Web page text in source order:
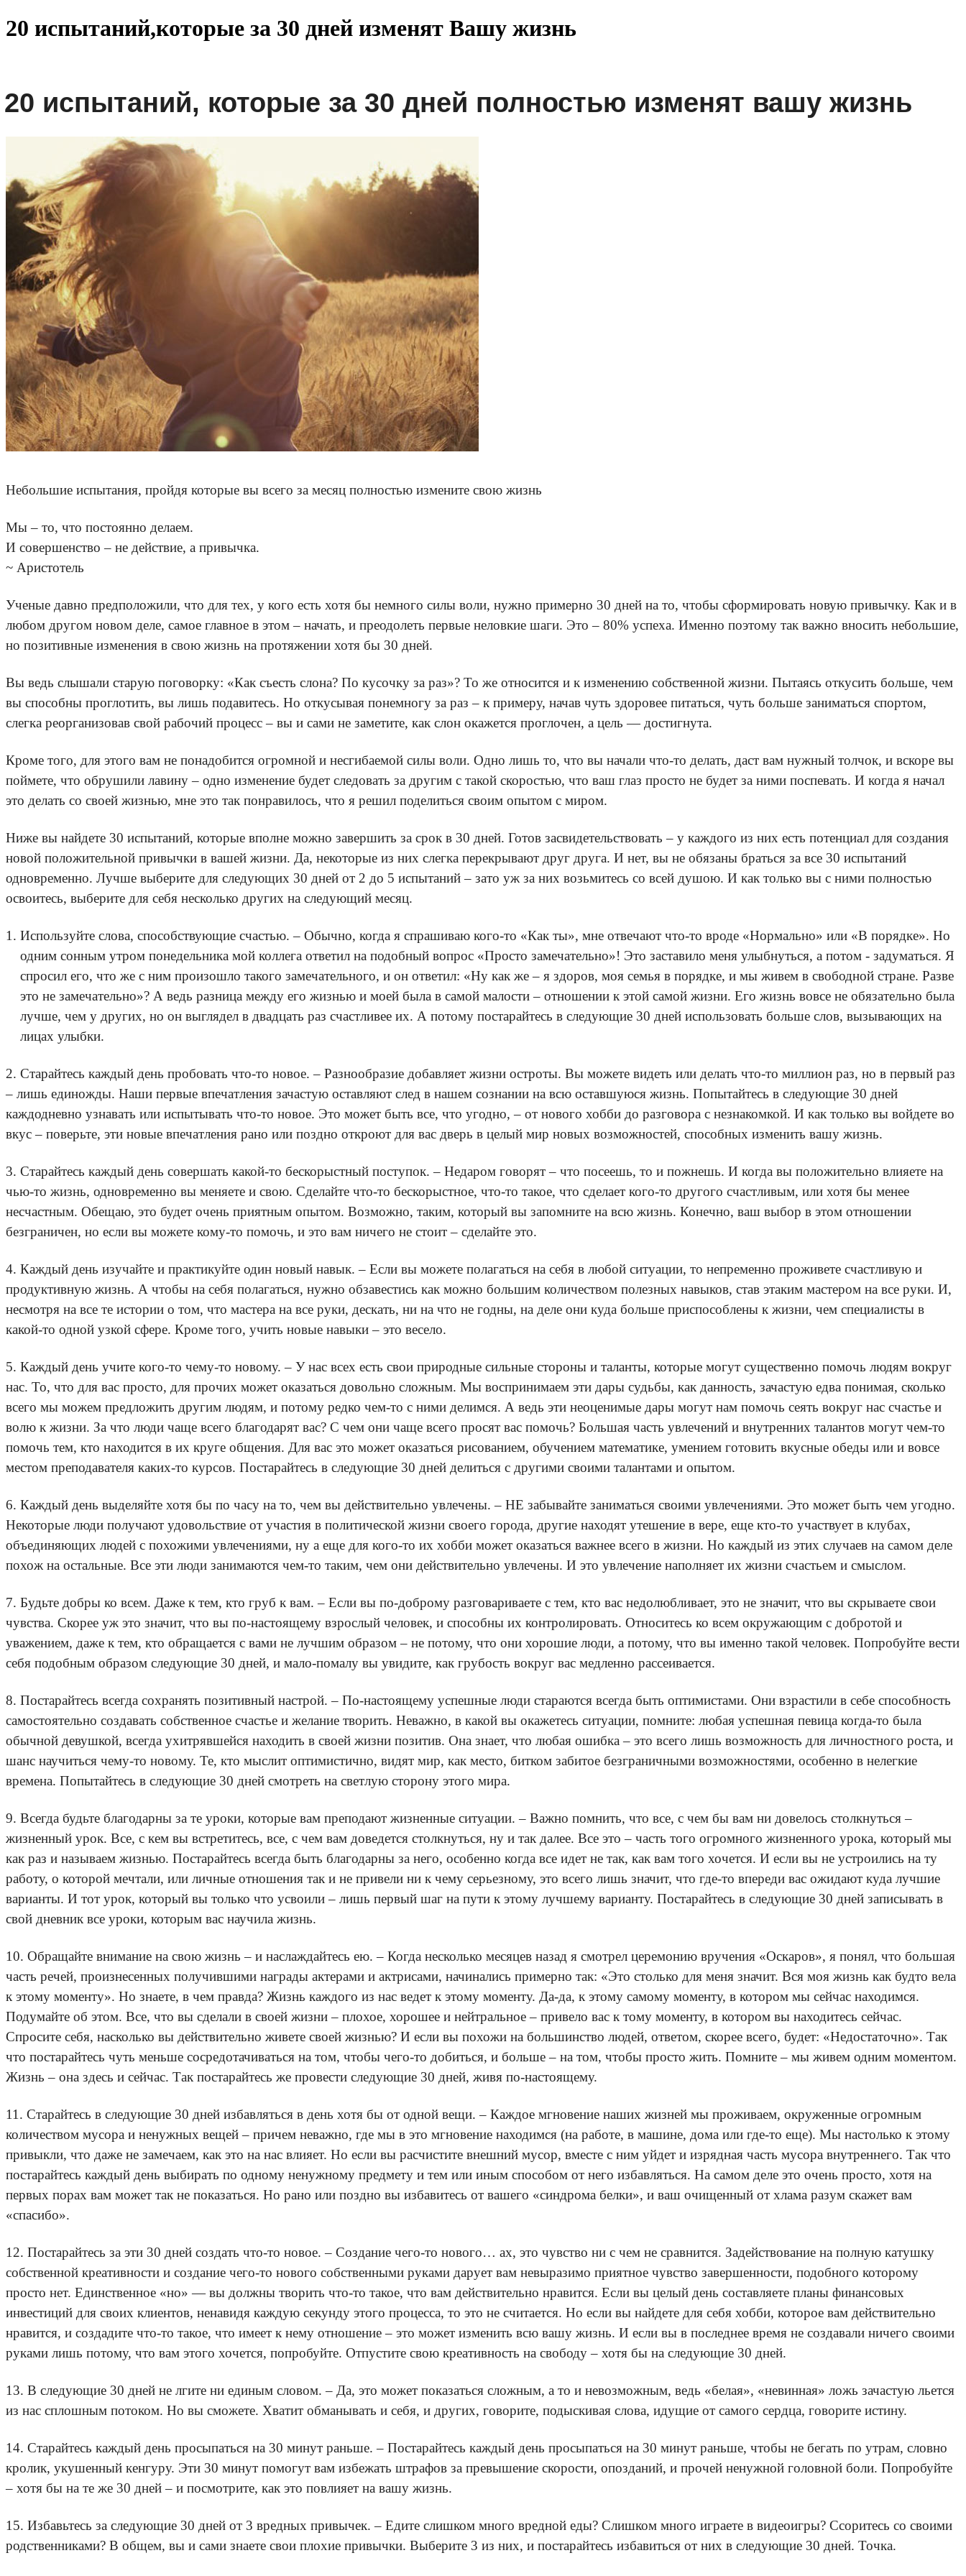
20 испытаний,которые за 30 дней изменят Вашу жизнь
20 испытаний, которые за 30 дней полностью изменят вашу жизнь
Небольшие испытания, пройдя которые вы всего за месяц полностью измените свою жизнь
Мы – то, что постоянно делаем.
И совершенство – не действие, а привычка.
~ Аристотель
Ученые давно предположили, что для тех, у кого есть хотя бы немного силы воли, нужно примерно 30 дней на то, чтобы сформировать новую привычку. Как и в
любом другом новом деле, самое главное в этом – начать, и преодолеть первые неловкие шаги. Это – 80% успеха. Именно поэтому так важно вносить небольшие,
но позитивные изменения в свою жизнь на протяжении хотя бы 30 дней.
Вы ведь слышали старую поговорку: «Как съесть слона? По кусочку за раз»? То же относится и к изменению собственной жизни. Пытаясь откусить больше, чем
вы способны проглотить, вы лишь подавитесь. Но откусывая понемногу за раз – к примеру, начав чуть здоровее питаться, чуть больше заниматься спортом,
слегка реорганизовав свой рабочий процесс – вы и сами не заметите, как слон окажется проглочен, а цель — достигнута.
Кроме того, для этого вам не понадобится огромной и несгибаемой силы воли. Одно лишь то, что вы начали что-то делать, даст вам нужный толчок, и вскоре вы
поймете, что обрушили лавину – одно изменение будет следовать за другим с такой скоростью, что ваш глаз просто не будет за ними поспевать. И когда я начал
это делать со своей жизнью, мне это так понравилось, что я решил поделиться своим опытом с миром.
Ниже вы найдете 30 испытаний, которые вполне можно завершить за срок в 30 дней. Готов засвидетельствовать – у каждого из них есть потенциал для создания
новой положительной привычки в вашей жизни. Да, некоторые из них слегка перекрывают друг друга. И нет, вы не обязаны браться за все 30 испытаний
одновременно. Лучше выберите для следующих 30 дней от 2 до 5 испытаний – зато уж за них возьмитесь со всей душою. И как только вы с ними полностью
освоитесь, выберите для себя несколько других на следующий месяц.
Используйте слова, способствующие счастью. – Обычно, когда я спрашиваю кого-то «Как ты», мне отвечают что-то вроде «Нормально» или «В порядке». Но
одним сонным утром понедельника мой коллега ответил на подобный вопрос «Просто замечательно»! Это заставило меня улыбнуться, а потом - задуматься. Я
спросил его, что же с ним произошло такого замечательного, и он ответил: «Ну как же – я здоров, моя семья в порядке, и мы живем в свободной стране. Разве
это не замечательно»? А ведь разница между его жизнью и моей была в самой малости – отношении к этой самой жизни. Его жизнь вовсе не обязательно была
лучше, чем у других, но он выглядел в двадцать раз счастливее их. А потому постарайтесь в следующие 30 дней использовать больше слов, вызывающих на
лицах улыбки.
2. Старайтесь каждый день пробовать что-то новое. – Разнообразие добавляет жизни остроты. Вы можете видеть или делать что-то миллион раз, но в первый раз
– лишь единожды. Наши первые впечатления зачастую оставляют след в нашем сознании на всю оставшуюся жизнь. Попытайтесь в следующие 30 дней
каждодневно узнавать или испытывать что-то новое. Это может быть все, что угодно, – от нового хобби до разговора с незнакомкой. И как только вы войдете во
вкус – поверьте, эти новые впечатления рано или поздно откроют для вас дверь в целый мир новых возможностей, способных изменить вашу жизнь.
3. Старайтесь каждый день совершать какой-то бескорыстный поступок. – Недаром говорят – что посеешь, то и пожнешь. И когда вы положительно влияете на
чью-то жизнь, одновременно вы меняете и свою. Сделайте что-то бескорыстное, что-то такое, что сделает кого-то другого счастливым, или хотя бы менее
несчастным. Обещаю, это будет очень приятным опытом. Возможно, таким, который вы запомните на всю жизнь. Конечно, ваш выбор в этом отношении
безграничен, но если вы можете кому-то помочь, и это вам ничего не стоит – сделайте это.
4. Каждый день изучайте и практикуйте один новый навык. – Если вы можете полагаться на себя в любой ситуации, то непременно проживете счастливую и
продуктивную жизнь. А чтобы на себя полагаться, нужно обзавестись как можно большим количеством полезных навыков, став этаким мастером на все руки. И,
несмотря на все те истории о том, что мастера на все руки, дескать, ни на что не годны, на деле они куда больше приспособлены к жизни, чем специалисты в
какой-то одной узкой сфере. Кроме того, учить новые навыки – это весело.
5. Каждый день учите кого-то чему-то новому. – У нас всех есть свои природные сильные стороны и таланты, которые могут существенно помочь людям вокруг
нас. То, что для вас просто, для прочих может оказаться довольно сложным. Мы воспринимаем эти дары судьбы, как данность, зачастую едва понимая, сколько
всего мы можем предложить другим людям, и потому редко чем-то с ними делимся. А ведь эти неоценимые дары могут нам помочь сеять вокруг нас счастье и
волю к жизни. За что люди чаще всего благодарят вас? С чем они чаще всего просят вас помочь? Большая часть увлечений и внутренних талантов могут чем-то
помочь тем, кто находится в их круге общения. Для вас это может оказаться рисованием, обучением математике, умением готовить вкусные обеды или и вовсе
местом преподавателя каких-то курсов. Постарайтесь в следующие 30 дней делиться с другими своими талантами и опытом.
6. Каждый день выделяйте хотя бы по часу на то, чем вы действительно увлечены. – НЕ забывайте заниматься своими увлечениями. Это может быть чем угодно.
Некоторые люди получают удовольствие от участия в политической жизни своего города, другие находят утешение в вере, еще кто-то участвует в клубах,
объединяющих людей с похожими увлечениями, ну а еще для кого-то их хобби может оказаться важнее всего в жизни. Но каждый из этих случаев на самом деле
похож на остальные. Все эти люди занимаются чем-то таким, чем они действительно увлечены. И это увлечение наполняет их жизни счастьем и смыслом.
7. Будьте добры ко всем. Даже к тем, кто груб к вам. – Если вы по-доброму разговариваете с тем, кто вас недолюбливает, это не значит, что вы скрываете свои
чувства. Скорее уж это значит, что вы по-настоящему взрослый человек, и способны их контролировать. Относитесь ко всем окружающим с добротой и
уважением, даже к тем, кто обращается с вами не лучшим образом – не потому, что они хорошие люди, а потому, что вы именно такой человек. Попробуйте вести
себя подобным образом следующие 30 дней, и мало-помалу вы увидите, как грубость вокруг вас медленно рассеивается.
8. Постарайтесь всегда сохранять позитивный настрой. – По-настоящему успешные люди стараются всегда быть оптимистами. Они взрастили в себе способность
самостоятельно создавать собственное счастье и желание творить. Неважно, в какой вы окажетесь ситуации, помните: любая успешная певица когда-то была
обычной девушкой, всегда ухитрявшейся находить в своей жизни позитив. Она знает, что любая ошибка – это всего лишь возможность для личностного роста, и
шанс научиться чему-то новому. Те, кто мыслит оптимистично, видят мир, как место, битком забитое безграничными возможностями, особенно в нелегкие
времена. Попытайтесь в следующие 30 дней смотреть на светлую сторону этого мира.
9. Всегда будьте благодарны за те уроки, которые вам преподают жизненные ситуации. – Важно помнить, что все, с чем бы вам ни довелось столкнуться –
жизненный урок. Все, с кем вы встретитесь, все, с чем вам доведется столкнуться, ну и так далее. Все это – часть того огромного жизненного урока, который мы
как раз и называем жизнью. Постарайтесь всегда быть благодарны за него, особенно когда все идет не так, как вам того хочется. И если вы не устроились на ту
работу, о которой мечтали, или личные отношения так и не привели ни к чему серьезному, это всего лишь значит, что где-то впереди вас ожидают куда лучшие
варианты. И тот урок, который вы только что усвоили – лишь первый шаг на пути к этому лучшему варианту. Постарайтесь в следующие 30 дней записывать в
свой дневник все уроки, которым вас научила жизнь.
10. Обращайте внимание на свою жизнь – и наслаждайтесь ею. – Когда несколько месяцев назад я смотрел церемонию вручения «Оскаров», я понял, что большая
часть речей, произнесенных получившими награды актерами и актрисами, начинались примерно так: «Это столько для меня значит. Вся моя жизнь как будто вела
к этому моменту». Но знаете, в чем правда? Жизнь каждого из нас ведет к этому моменту. Да-да, к этому самому моменту, в котором мы сейчас находимся.
Подумайте об этом. Все, что вы сделали в своей жизни – плохое, хорошее и нейтральное – привело вас к тому моменту, в котором вы находитесь сейчас.
Спросите себя, насколько вы действительно живете своей жизнью? И если вы похожи на большинство людей, ответом, скорее всего, будет: «Недостаточно». Так
что постарайтесь чуть меньше сосредотачиваться на том, чтобы чего-то добиться, и больше – на том, чтобы просто жить. Помните – мы живем одним моментом.
Жизнь – она здесь и сейчас. Так постарайтесь же провести следующие 30 дней, живя по-настоящему.
11. Старайтесь в следующие 30 дней избавляться в день хотя бы от одной вещи. – Каждое мгновение наших жизней мы проживаем, окруженные огромным
количеством мусора и ненужных вещей – причем неважно, где мы в это мгновение находимся (на работе, в машине, дома или где-то еще). Мы настолько к этому
привыкли, что даже не замечаем, как это на нас влияет. Но если вы расчистите внешний мусор, вместе с ним уйдет и изрядная часть мусора внутреннего. Так что
постарайтесь каждый день выбирать по одному ненужному предмету и тем или иным способом от него избавляться. На самом деле это очень просто, хотя на
первых порах вам может так не показаться. Но рано или поздно вы избавитесь от вашего «синдрома белки», и ваш очищенный от хлама разум скажет вам
«спасибо».
12. Постарайтесь за эти 30 дней создать что-то новое. – Создание чего-то нового… ах, это чувство ни с чем не сравнится. Задействование на полную катушку
собственной креативности и создание чего-то нового собственными руками дарует вам невыразимо приятное чувство завершенности, подобного которому
просто нет. Единственное «но» — вы должны творить что-то такое, что вам действительно нравится. Если вы целый день составляете планы финансовых
инвестиций для своих клиентов, ненавидя каждую секунду этого процесса, то это не считается. Но если вы найдете для себя хобби, которое вам действительно
нравится, и создадите что-то такое, что имеет к нему отношение – это может изменить всю вашу жизнь. И если вы в последнее время не создавали ничего своими
руками лишь потому, что вам этого хочется, попробуйте. Отпустите свою креативность на свободу – хотя бы на следующие 30 дней.
13. В следующие 30 дней не лгите ни единым словом. – Да, это может показаться сложным, а то и невозможным, ведь «белая», «невинная» ложь зачастую льется
из нас сплошным потоком. Но вы сможете. Хватит обманывать и себя, и других, говорите, подыскивая слова, идущие от самого сердца, говорите истину.
14. Старайтесь каждый день просыпаться на 30 минут раньше. – Постарайтесь каждый день просыпаться на 30 минут раньше, чтобы не бегать по утрам, словно
кролик, укушенный кенгуру. Эти 30 минут помогут вам избежать штрафов за превышение скорости, опозданий, и прочей ненужной головной боли. Попробуйте
– хотя бы на те же 30 дней – и посмотрите, как это повлияет на вашу жизнь.
15. Избавьтесь за следующие 30 дней от 3 вредных привычек. – Едите слишком много вредной еды? Слишком много играете в видеоигры? Ссоритесь со своими
родственниками? В общем, вы и сами знаете свои плохие привычки. Выберите 3 из них, и постарайтесь избавиться от них в следующие 30 дней. Точка.